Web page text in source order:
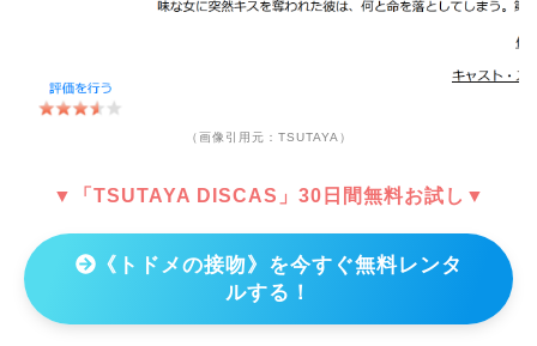
（画像引用元：TSUTAYA）
▼「TSUTAYA DISCAS」30日間無料お試し▼
《トドメの接吻》を今すぐ無料レンタ
ルする！